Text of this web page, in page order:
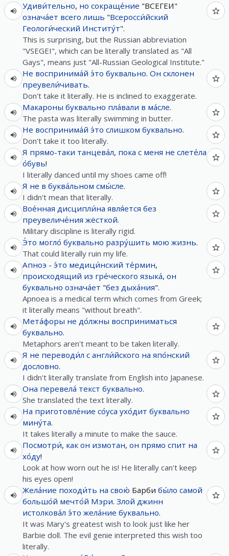
Удиви́тельно, но сокраще́ние "ВСЕГЕИ"
означа́ет всего лишь "Всеросси́йский
Геологи́ческий Институ́т".
This is surprising, but the Russian abbreviation
"VSEGEI", which can be literally translated as "All
Gays", means just "All-Russian Geological Institute."
Не воспринима́й э́то буквально. Он склонен
преувели́чивать.
Don't take it literally. He is inclined to exaggerate.
Макароны буквально пла́вали в ма́сле.
The pasta was literally swimming in butter.
Не воспринима́й э́то слишком буквально.
Don't take it too literally.
Я прямо-таки танцева́л, пока с меня не слете́ла
о́бувь!
I literally danced until my shoes came off!
Я не в буква́льном смы́сле.
I didn't mean that literally.
Вое́нная дисципли́на явля́ется без
преувеличе́ния жёсткой.
Military discipline is literally rigid.
Э́то могло́ буквально разру́шить мою жизнь.
That could literally ruin my life.
Апноэ - э́то медици́нский те́рмин,
происходящий из гре́ческого языка́, он
буквально означа́ет "без дыха́ния".
Apnoea is a medical term which comes from Greek;
it literally means "without breath".
Мета́форы не до́лжны восприниматься
буквально.
Metaphors aren't meant to be taken literally.
Я не переводи́л с англи́йского на япо́нский
дословно.
I didn't literally translate from English into Japanese.
Она перевела́ текст буквально.
She translated the text literally.
На приготовле́ние со́уса ухо́дит буквально
мину́та.
It takes literally a minute to make the sauce.
Посмотри́, как он измотан, он прямо спит на
хо́ду!
Look at how worn out he is! He literally can't keep
his eyes open!
Жела́ние походи́ть на свою́ Барби бы́ло самой
большо́й мечто́й Мэри. Злой джинн
истолкова́л э́то жела́ние буквально.
It was Mary's greatest wish to look just like her
Barbie doll. The evil genie interpreted this wish too
literally.